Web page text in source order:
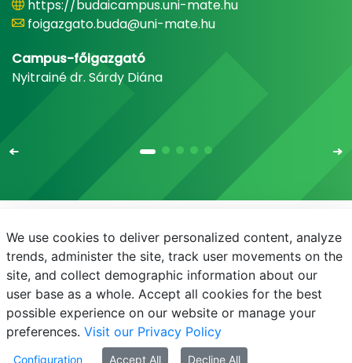
https://budaicampus.uni-mate.hu
foigazgato.buda@uni-mate.hu
Campus-főigazgató
Nyitrainé dr. Sárdy Diána
E-mail Telefonkönyv NEPTUN
E-learning
Adatvédelem
We use cookies to deliver personalized content, analyze
trends, administer the site, track user movements on the
site, and collect demographic information about our
user base as a whole. Accept all cookies for the best
possible experience on our website or manage your
preferences. Visit our Privacy Policy
Configuration Accept All Decline All